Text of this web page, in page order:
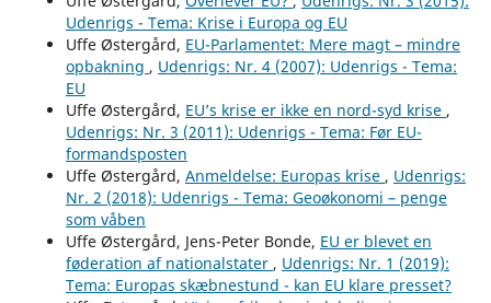
Udenrigs - Tema: Krise i Europa og EU
Uffe Østergård, EU-Parlamentet: Mere magt – mindre
opbakning , Udenrigs: Nr. 4 (2007): Udenrigs - Tema:
EU
Uffe Østergård, EU’s krise er ikke en nord-syd krise ,
Udenrigs: Nr. 3 (2011): Udenrigs - Tema: Før EU-
formandsposten
Uffe Østergård, Anmeldelse: Europas krise , Udenrigs:
Nr. 2 (2018): Udenrigs - Tema: Geoøkonomi – penge
som våben
Uffe Østergård, Jens-Peter Bonde, EU er blevet en
føderation af nationalstater , Udenrigs: Nr. 1 (2019):
Tema: Europas skæbnestund - kan EU klare presset?